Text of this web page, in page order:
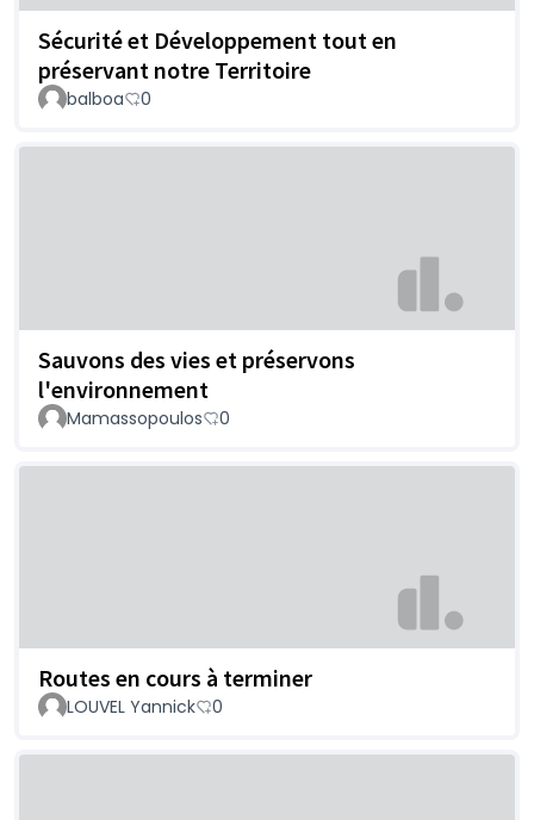
Sécurité et Développement tout en
préservant notre Territoire
balboa 0
Sauvons des vies et préservons
l'environnement
Mamassopoulos 0
Routes en cours à terminer
LOUVEL Yannick 0